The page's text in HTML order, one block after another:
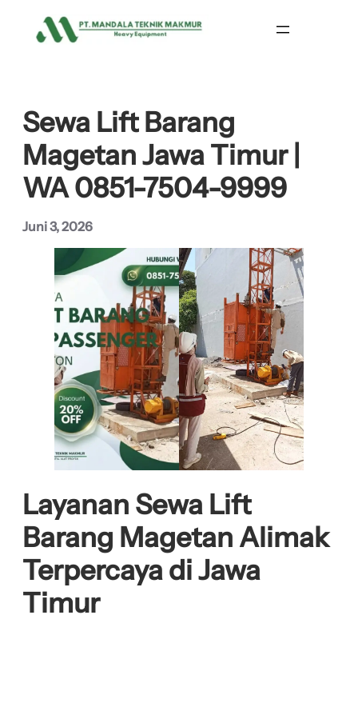
Sewa Lift Barang
Magetan Jawa Timur |
WA 0851-7504-9999
Juni 3, 2026
Layanan Sewa Lift
Barang Magetan Alimak
Terpercaya di Jawa
Timur